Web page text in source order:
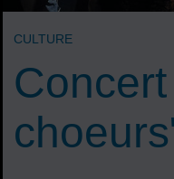
CULTURE